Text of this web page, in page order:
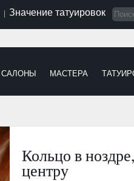
Значение татуировок
САЛОНЫ МАСТЕРА
Кольцо в
центру